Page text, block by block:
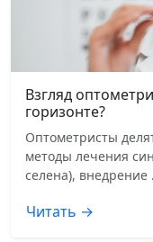
Взгляд
горизонте?
Оптометристы
методы лечения
селена), внедрение
Читать →